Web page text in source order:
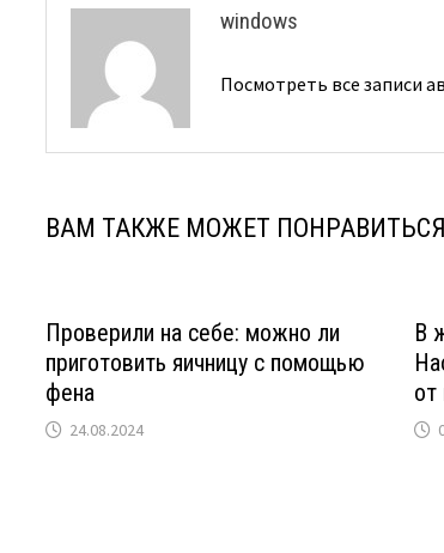
windows
Посмотреть все записи
ВАМ ТАКЖЕ МОЖЕТ ПОНРАВИТЬСЯ
Проверили на себе: можно ли
приготовить яичницу с помощью
фена
24.08.2024
В
от